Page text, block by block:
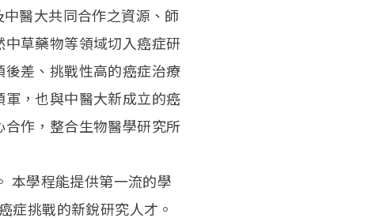
醫大共同合作之資源、師
草藥物等領域切入癌症研
差、挑戰性高的癌症治療
，也與中醫大新成立的癌
作，整合生物醫學研究所
學程能提供第一流的學
症挑戰的新銳研究人才。